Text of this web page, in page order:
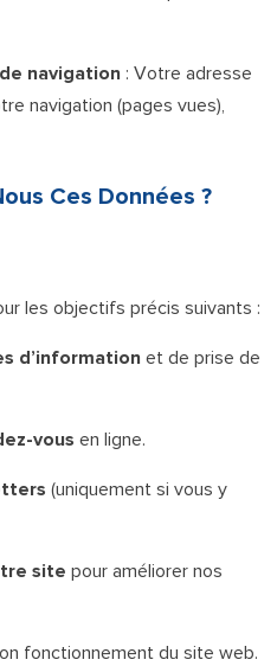
navigation : Votre adresse
navigation (pages vues),
Ces Données ?
les objectifs précis suivants :
d’information et de prise de
vous en ligne.
(uniquement si vous y
site pour améliorer nos
fonctionnement du site web.